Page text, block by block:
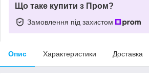
Що таке купити з Пром?
Замовлення під захистом
Опис Характеристики Доставка